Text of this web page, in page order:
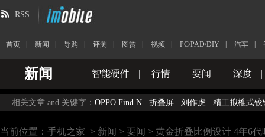
RSS
首页 新闻 导购 评测 图赏 视频 PC/PAD/DIY 汽车
新闻 智能硬件 | 行情 | 要闻 | 深度 |
相关文章 and 关键字： OPPO Find N 折叠屏 刘作虎 精工拟椎式铰
当前位置： 手机之家 > 新闻 > 要闻 > 黄金折叠比例设计 4年6